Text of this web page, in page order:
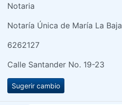
Notaria
Notaría Única de María La Baja
6262127
Calle Santander No. 19-23
Sugerir cambio